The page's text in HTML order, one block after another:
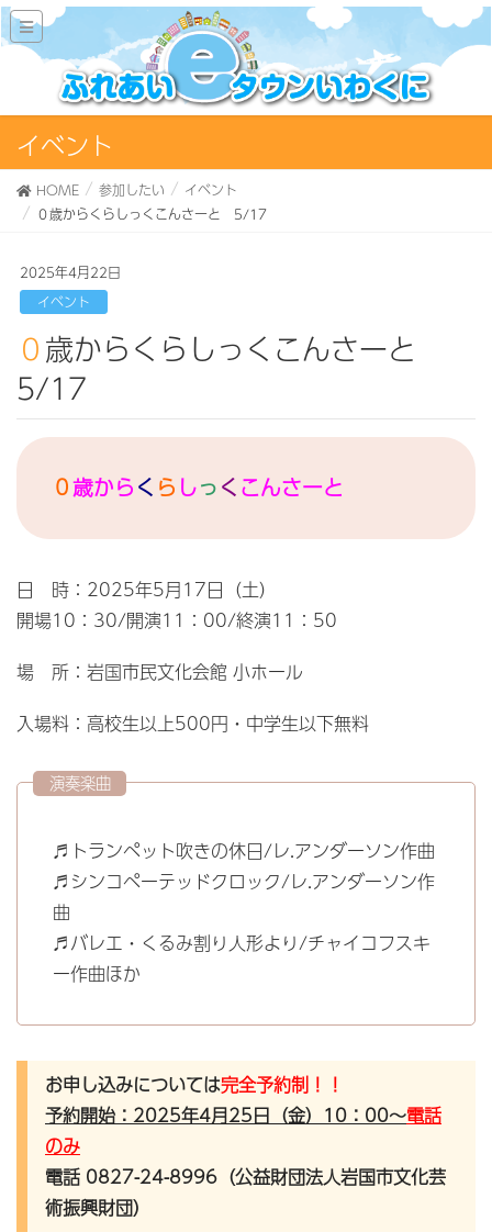
イベント
HOME 参加したい
イベント
０歳からくらしっくこんさーと 5/17
2025年4月22日
イベント
０歳からくらしっくこんさーと
5/17
０歳からく ら しっくこんさーと
日 時：2025年5月17日（土）
開場10：30/開演11：00/終演11：50
場 所：岩国市民文化会館 小ホール
入場料：高校生以上500円・中学生以下無料
演奏楽曲
♬トランペット吹きの休日/レ.アンダーソン作曲
♬シンコペーテッドクロック/レ.アンダーソン作
曲
♬バレエ・くるみ割り人形より/チャイコフスキ
ー作曲ほか
お申し込みについては完全予約制！！
予約開始：2025年4月25日（金）10：00～電話
のみ
電話 0827-24-8996（公益財団法人岩国市文化芸
術振興財団）